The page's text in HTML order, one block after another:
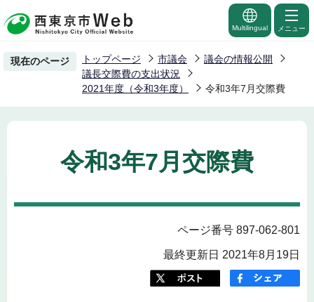
の
ー
の
先
Multilingual メニュー
現在のページ トップページ 市議会
議会の情報公開
議長交際費の支出状況
2021年度（令和3年度）
令和3年7月交際費
令和3年7月交際費
ページ番号 897-062-801
最終更新日 2021年8月19日